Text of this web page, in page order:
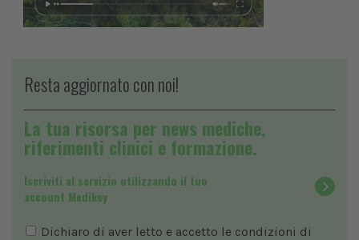
Resta aggiornato con noi!
La tua risorsa per news mediche,
riferimenti clinici e formazione.
Iscriviti al servizio utilizzando il tuo
account Medikey
Dichiaro di aver letto e accetto le condizioni di